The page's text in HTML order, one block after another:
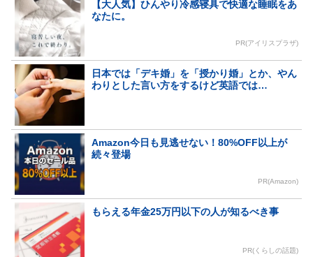
【大人気】ひんやり冷感寝具で快適な睡眠をあ
なたに。
PR(アイリスプラザ)
日本では「デキ婚」を「授かり婚」とか、やん
わりとした言い方をするけど英語では…
Amazon今日も見逃せない！80%OFF以上が
続々登場
PR(Amazon)
もらえる年金25万円以下の人が知るべき事
PR(くらしの話題)